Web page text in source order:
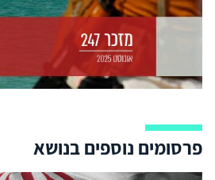
פרסומים נוספים בנושא